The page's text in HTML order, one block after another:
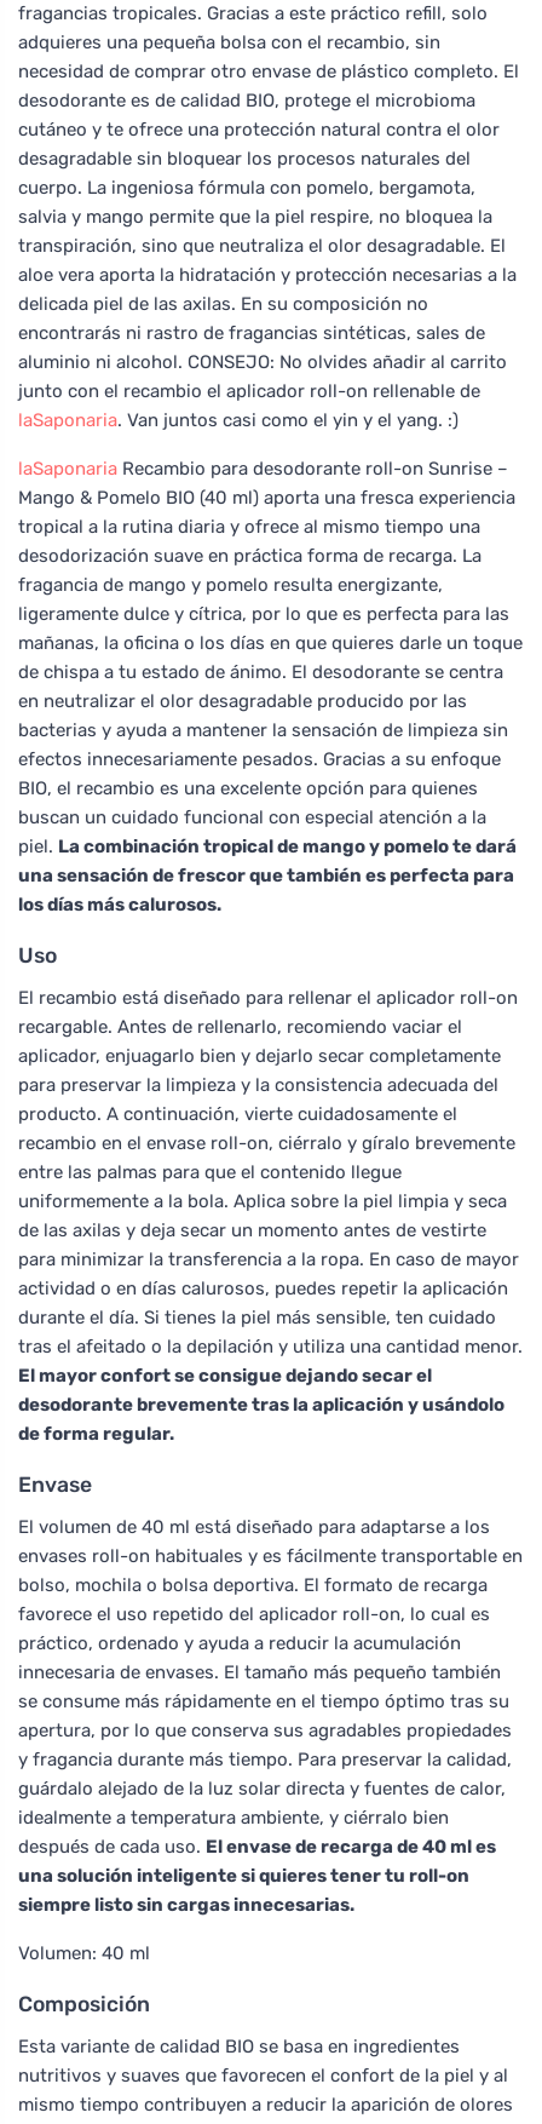
fragancias tropicales. Gracias a este práctico refill, solo
adquieres una pequeña bolsa con el recambio, sin
necesidad de comprar otro envase de plástico completo. El
desodorante es de calidad BIO, protege el microbioma
cutáneo y te ofrece una protección natural contra el olor
desagradable sin bloquear los procesos naturales del
cuerpo. La ingeniosa fórmula con pomelo, bergamota,
salvia y mango permite que la piel respire, no bloquea la
transpiración, sino que neutraliza el olor desagradable. El
aloe vera aporta la hidratación y protección necesarias a la
delicada piel de las axilas. En su composición no
encontrarás ni rastro de fragancias sintéticas, sales de
aluminio ni alcohol. CONSEJO: No olvides añadir al carrito
junto con el recambio el aplicador roll-on rellenable de
laSaponaria. Van juntos casi como el yin y el yang. :)
laSaponaria Recambio para desodorante roll-on Sunrise –
Mango & Pomelo BIO (40 ml) aporta una fresca experiencia
tropical a la rutina diaria y ofrece al mismo tiempo una
desodorización suave en práctica forma de recarga. La
fragancia de mango y pomelo resulta energizante,
ligeramente dulce y cítrica, por lo que es perfecta para las
mañanas, la oficina o los días en que quieres darle un toque
de chispa a tu estado de ánimo. El desodorante se centra
en neutralizar el olor desagradable producido por las
bacterias y ayuda a mantener la sensación de limpieza sin
efectos innecesariamente pesados. Gracias a su enfoque
BIO, el recambio es una excelente opción para quienes
buscan un cuidado funcional con especial atención a la
piel. La combinación tropical de mango y pomelo te dará
una sensación de frescor que también es perfecta para
los días más calurosos.
Uso
El recambio está diseñado para rellenar el aplicador roll-on
recargable. Antes de rellenarlo, recomiendo vaciar el
aplicador, enjuagarlo bien y dejarlo secar completamente
para preservar la limpieza y la consistencia adecuada del
producto. A continuación, vierte cuidadosamente el
recambio en el envase roll-on, ciérralo y gíralo brevemente
entre las palmas para que el contenido llegue
uniformemente a la bola. Aplica sobre la piel limpia y seca
de las axilas y deja secar un momento antes de vestirte
para minimizar la transferencia a la ropa. En caso de mayor
actividad o en días calurosos, puedes repetir la aplicación
durante el día. Si tienes la piel más sensible, ten cuidado
tras el afeitado o la depilación y utiliza una cantidad menor.
El mayor confort se consigue dejando secar el
desodorante brevemente tras la aplicación y usándolo
de forma regular.
Envase
El volumen de 40 ml está diseñado para adaptarse a los
envases roll-on habituales y es fácilmente transportable en
bolso, mochila o bolsa deportiva. El formato de recarga
favorece el uso repetido del aplicador roll-on, lo cual es
práctico, ordenado y ayuda a reducir la acumulación
innecesaria de envases. El tamaño más pequeño también
se consume más rápidamente en el tiempo óptimo tras su
apertura, por lo que conserva sus agradables propiedades
y fragancia durante más tiempo. Para preservar la calidad,
guárdalo alejado de la luz solar directa y fuentes de calor,
idealmente a temperatura ambiente, y ciérralo bien
después de cada uso. El envase de recarga de 40 ml es
una solución inteligente si quieres tener tu roll-on
siempre listo sin cargas innecesarias.
Volumen: 40 ml
Composición
Esta variante de calidad BIO se basa en ingredientes
nutritivos y suaves que favorecen el confort de la piel y al
mismo tiempo contribuyen a reducir la aparición de olores